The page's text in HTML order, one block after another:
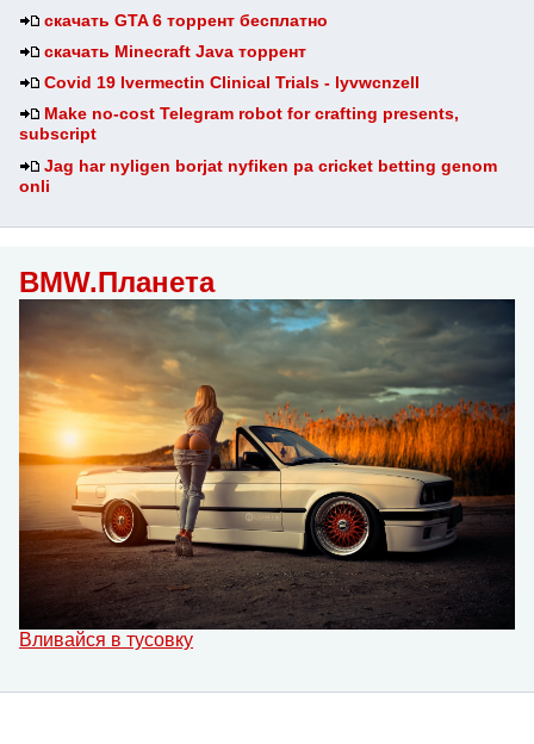
скачать GTA 6 торрент бесплатно
скачать Minecraft Java торрент
Covid 19 Ivermectin Clinical Trials - lyvwcnzell
Make no-cost Telegram robot for crafting presents,
subscript
Jag har nyligen borjat nyfiken pa cricket betting genom
onli
BMW.Планета
Вливайся в тусовку